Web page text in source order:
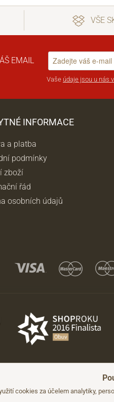
VŠE
EMAIL
Vaše údaje jsou u nás
INFORMACE
a platba
podmínky
zboží
řád
osobních údajů
cookies za účelem analytiky,